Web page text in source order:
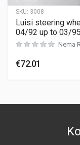
SKU: 3008
Luisi steering
04/92 up to 03/
Nema
€72.01